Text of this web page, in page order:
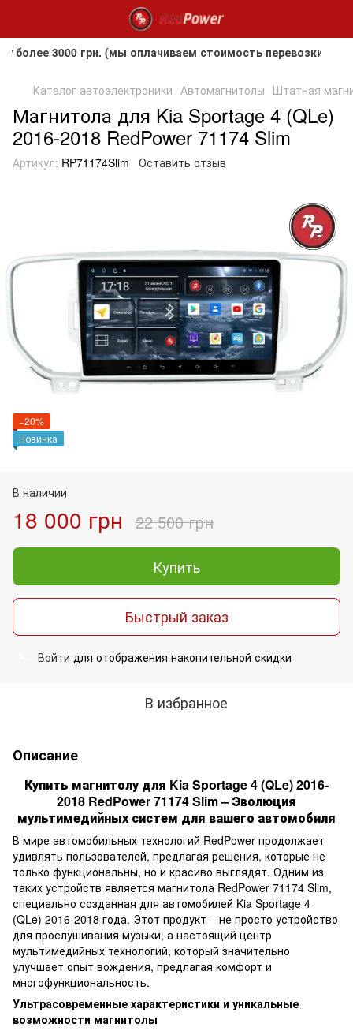
грн. (мы оплачиваем стоимость перевозки до
Каталог автоэлектроники Автомагнитолы Штатная
Магнитола для Kia Sportage 4 (QLe)
2016-2018 RedPower 71174 Slim
Артикул: RP71174Slim Оставить отзыв
−20%
Новинка
В наличии
18 000 грн 22 500 грн
Купить
Быстрый заказ
Войти для отображения накопительной скидки
В избранное
Описание
Купить магнитолу для Kia Sportage 4 (QLe) 2016-
2018 RedPower 71174 Slim – Эволюция
мультимедийных систем для вашего автомобиля
В мире автомобильных технологий RedPower продолжает
удивлять пользователей, предлагая решения, которые не
только функциональны, но и красиво выглядят. Одним из
таких устройств является магнитола RedPower 71174 Slim,
специально созданная для автомобилей Kia Sportage 4
(QLe) 2016-2018 года. Этот продукт – не просто устройство
для прослушивания музыки, а настоящий центр
мультимедийных технологий, который значительно
улучшает опыт вождения, предлагая комфорт и
многофункциональность.
Ультрасовременные характеристики и уникальные
возможности магнитолы